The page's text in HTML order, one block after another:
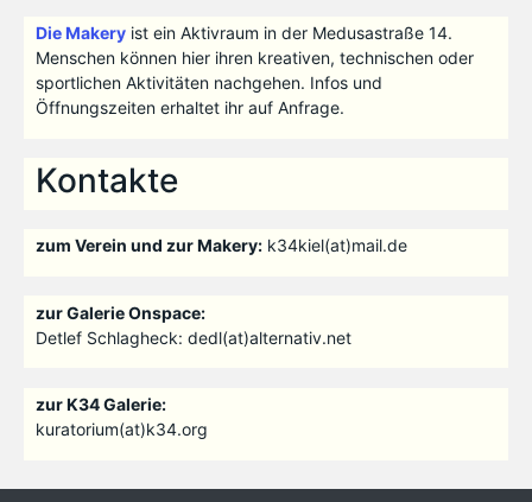
Die Makeryist ein Aktivraum in der Medusastraße 14.
Menschen können hier ihren kreativen, technischen oder
sportlichen Aktivitäten nachgehen. Infos und
Öffnungszeiten erhaltet ihr auf Anfrage.
Kontakte
zum Verein und zur Makery:k34kiel(at)mail.de
zur Galerie Onspace:
Detlef Schlagheck: dedl(at)alternativ.net
zur K34 Galerie:
kuratorium(at)k34.org